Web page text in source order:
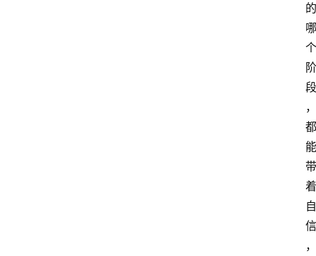
的
哪
个
阶
段
，
都
能
带
着
自
信
，